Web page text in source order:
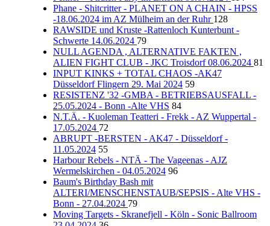
Phane - Shitcritter - PLANET ON A CHAIN - HPSS
-18.06.2024 im AZ Mülheim an der Ruhr 128
RAWSIDE und Kruste -Rattenloch Kunterbunt -
Schwerte 14.06.2024 79
NULL AGENDA , ALTERNATIVE FAKTEN ,
ALIEN FIGHT CLUB - JKC Troisdorf 08.06.2024 81
INPUT KINKS + TOTAL CHAOS -AK47
Düsseldorf Flingern 29. Mai 2024 59
RESISTENZ '32 -GMBA - BETRIEBSAUSFALL -
25.05.2024 - Bonn -Alte VHS 84
N.T.Ä. - Kuoleman Teatteri - Frekk - AZ Wuppertal -
17.05.2024 72
ABRUPT -BERSTEN - AK47 - Düsseldorf -
11.05.2024 55
Harbour Rebels - NTÄ - The Vageenas - AJZ
Wermelskirchen - 04.05.2024 96
Baum's Birthday Bash mit
ALTERI/MENSCHENSTAUB/SEPSIS - Alte VHS -
Bonn - 27.04.2024 79
Moving Targets - Skranefjell - Köln - Sonic Ballroom